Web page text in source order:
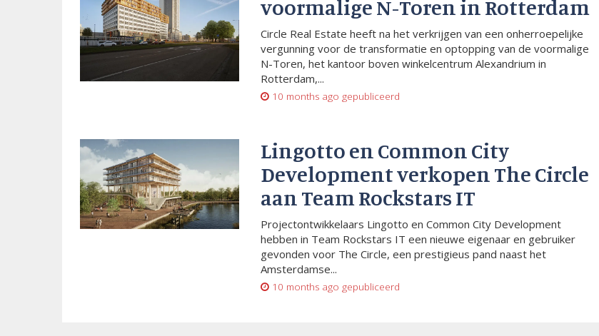
voormalige N-Toren in Rotterdam
Circle Real Estate heeft na het verkrijgen van een onherroepelijke
vergunning voor de transformatie en optopping van de voormalige
N-Toren, het kantoor boven winkelcentrum Alexandrium in
Rotterdam,...
10 months ago gepubliceerd
Lingotto en Common City
Development verkopen The Circle
aan Team Rockstars IT
Projectontwikkelaars Lingotto en Common City Development
hebben in Team Rockstars IT een nieuwe eigenaar en gebruiker
gevonden voor The Circle, een prestigieus pand naast het
Amsterdamse...
10 months ago gepubliceerd